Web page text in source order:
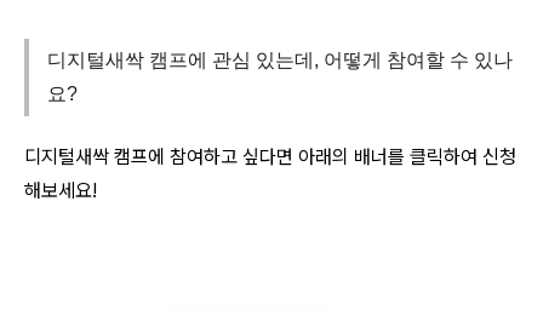
디지털새싹 캠프에 관심 있는데, 어떻게 참여할 수 있나
요?
디지털새싹 캠프에 참여하고 싶다면 아래의 배너를 클릭하여 신청
해보세요!